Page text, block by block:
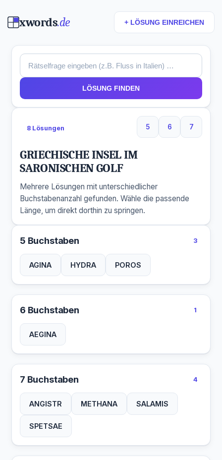
xwords.de + LÖSUNG EINREICHEN
LÖSUNG FINDEN
8 Lösungen 5
5 Buchstaben
6
6 Buchstaben
7
7
GRIECHISCHE INSEL IM
SARONISCHEN GOLF
Mehrere Lösungen mit unterschiedlicher
Buchstabenanzahl gefunden. Wähle die passende
Länge, um direkt dorthin zu springen.
5 Buchstaben 3
AGINA HYDRA POROS
6 Buchstaben 1
AEGINA
7 Buchstaben 4
ANGISTR METHANA SALAMIS
SPETSAE